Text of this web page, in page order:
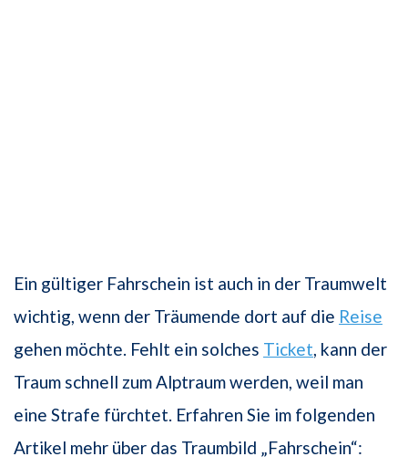
Ein gültiger Fahrschein ist auch in der Traumwelt
wichtig, wenn der Träumende dort auf die Reise
gehen möchte. Fehlt ein solches Ticket , kann der
Traum schnell zum Alptraum werden, weil man
eine Strafe fürchtet. Erfahren Sie im folgenden
Artikel mehr über das Traumbild „Fahrschein“: